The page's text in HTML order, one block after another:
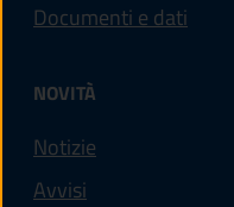
Documenti e dati
NOVITÀ
Notizie
Avvisi